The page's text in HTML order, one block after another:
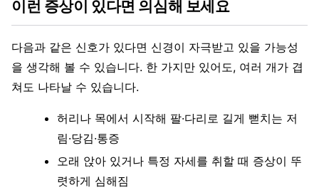
이런 증상이 있다면 의심해 보세요
다음과 같은 신호가 있다면 신경이 자극받고 있을 가능성
을 생각해 볼 수 있습니다. 한 가지만 있어도, 여러 개가 겹
쳐도 나타날 수 있습니다.
허리나 목에서 시작해 팔·다리로 길게 뻗치는 저
림·당김·통증
오래 앉아 있거나 특정 자세를 취할 때 증상이 뚜
렷하게 심해짐